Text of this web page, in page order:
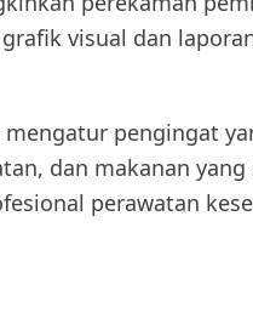
visual dan
mengatur pengingat
dan makanan
perawatan